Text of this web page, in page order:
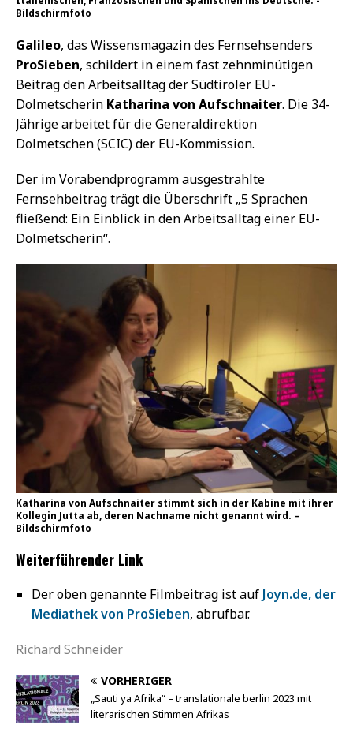
Bildschirmfoto
Galileo, das Wissensmagazin des Fernsehsenders
ProSieben, schildert in einem fast zehnminütigen
Beitrag den Arbeitsalltag der Südtiroler EU-
Dolmetscherin Katharina von Aufschnaiter. Die 34-
Jährige arbeitet für die Generaldirektion
Dolmetschen (SCIC) der EU-Kommission.
Der im Vorabendprogramm ausgestrahlte
Fernsehbeitrag trägt die Überschrift „5 Sprachen
fließend: Ein Einblick in den Arbeitsalltag einer EU-
Dolmetscherin“.
Katharina von Aufschnaiter stimmt sich in der Kabine mit ihrer
Kollegin Jutta ab, deren Nachname nicht genannt wird. –
Bildschirmfoto
Weiterführender Link
Der oben genannte Filmbeitrag ist auf Joyn.de, der
Mediathek von ProSieben, abrufbar.
Richard Schneider
VORHERIGER
„Sauti ya Afrika“ – translationale berlin 2023 mit
literarischen Stimmen Afrikas